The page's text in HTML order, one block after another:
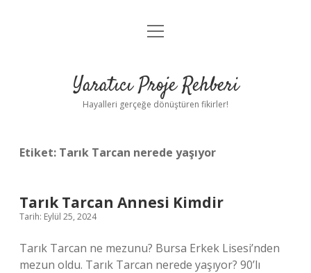
Anasayfa
Yasal Uyarı
menüyü
Yaratıcı Proje Rehberi
Hayalleri gerçeğe dönüştüren fikirler!
Etiket: Tarık Tarcan nerede yaşıyor
Tarık Tarcan Annesi Kimdir
Tarih: Eylül 25, 2024
Tarık Tarcan ne mezunu? Bursa Erkek Lisesi’nden
mezun oldu. Tarık Tarcan nerede yaşıyor? 90’lı